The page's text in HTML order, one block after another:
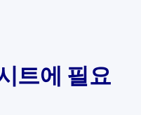
트에 필요